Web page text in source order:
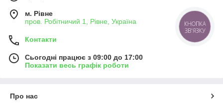
м. Рівне
пров. Робітничий 1, Рівне, Україна
Контакти
Сьогодні працює з 09:00 до 17:00
Показати весь графік роботи
Про нас
КНОПКА
ЗВ'ЯЗКУ